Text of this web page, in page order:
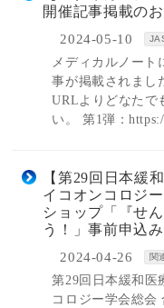
開催記事掲載の
2024-05-10
メディカルノート
事が掲載されまし
URLよりどなたで
い。 第1弾：
【第29回日本緩
イコオンコロジ
ショップ「『せ
う！」事前申込
2024-04-26 関
第29回日本緩和医
コロジー学会総会